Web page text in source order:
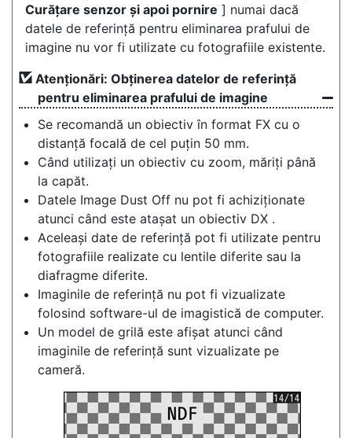
Curățare senzor și apoi pornire ] numai dacă
datele de referință pentru eliminarea prafului de
imagine nu vor fi utilizate cu fotografiile existente.
Atenționări: Obținerea datelor de referință
pentru eliminarea prafului de imagine
Se recomandă un obiectiv în format FX cu o
distanță focală de cel puțin 50 mm.
Când utilizați un obiectiv cu zoom, măriți până
la capăt.
Datele Image Dust Off nu pot fi achiziționate
atunci când este atașat un obiectiv DX .
Aceleași date de referință pot fi utilizate pentru
fotografiile realizate cu lentile diferite sau la
diafragme diferite.
Imaginile de referință nu pot fi vizualizate
folosind software-ul de imagistică de computer.
Un model de grilă este afișat atunci când
imaginile de referință sunt vizualizate pe
cameră.